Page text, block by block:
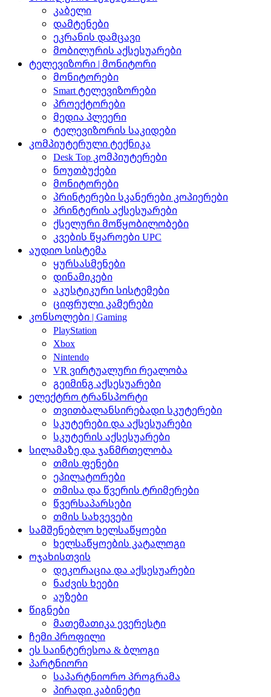
კაბელი
დამტენები
ეკრანის დამცავი
მობილურის აქსესუარები
ტელევიზორი | მონიტორი
მონიტორები
Smart ტელევიზორები
პროექტორები
მედია პლეერი
ტელევიზორის საკიდები
კომპიუტერული ტექნიკა
Desk Top კომპიუტერები
ნოუთბუქები
მონიტორები
პრინტერები სკანერები კოპიერები
პრინტერის აქსესუარები
ქსელური მოწყობილობები
კვების წყაროები UPC
აუდიო სისტემა
ყურსასმენები
დინამიკები
აკუსტიკური სისტემები
ციფრული კამერები
კონსოლები | Gaming
PlayStation
Xbox
Nintendo
VR ვირტუალური რეალობა
გეიმინგ აქსესუარები
ელექტრო ტრანსპორტი
თვითბალანსირებადი სკუტერები
სკუტერები და აქსესუარები
სკუტერის აქსესუარები
სილამაზე და ჯანმრთელობა
თმის ფენები
ეპილატორები
თმისა და წვერის ტრიმერები
წვერსაპარსები
თმის სახვევები
სამშენებლო ხელსაწყოები
ხელსაწყოების კატალოგი
ოჯახისთვის
დეკორაცია და აქსესუარები
ნაძვის ხეები
აუზები
წიგნები
მათემათიკა ევერესტი
ჩემი პროფილი
ეს საინტერესოა & ბლოგი
პარტნიორი
საპარტნიორო პროგრამა
პირადი კაბინეტი